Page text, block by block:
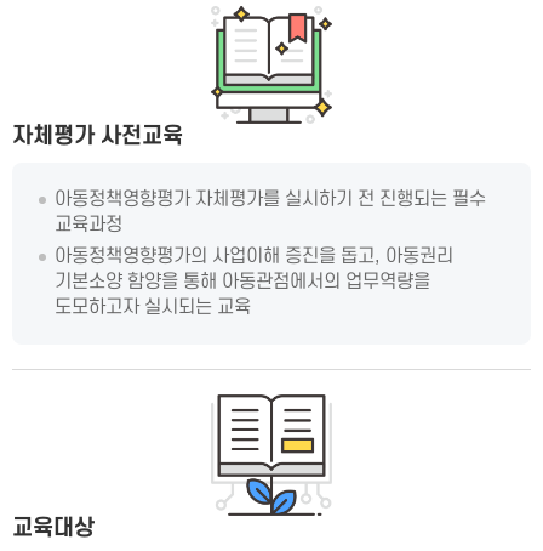
자체평가 사전교육
아동정책영향평가 자체평가를 실시하기 전 진행되는 필수
교육과정
아동정책영향평가의 사업이해 증진을 돕고, 아동권리
기본소양 함양을 통해 아동관점에서의 업무역량을
도모하고자 실시되는 교육
교육대상